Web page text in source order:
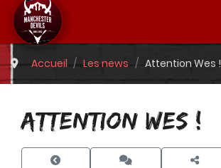
Accueil Les news Attention Wes !
ATTENTION WES !